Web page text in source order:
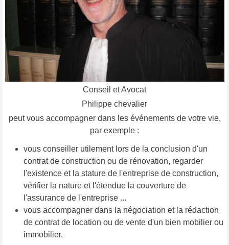
Conseil et Avocat
Philippe chevalier
peut vous accompagner dans les événements de votre vie,
par exemple :
vous conseiller utilement lors de la conclusion d'un
contrat de construction ou de rénovation, regarder
l'existence et la stature de l'entreprise de construction,
vérifier la nature et l'étendue la couverture de
l'assurance de l'entreprise ...
vous accompagner dans la négociation et la rédaction
de contrat de location ou de vente d'un bien mobilier ou
immobilier,